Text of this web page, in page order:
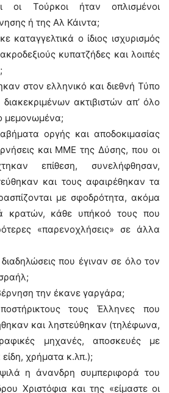
οι Τούρκοι ήταν οπλισμένοι
ή της Αλ Κάιντα;
καταγγελτικά ο ίδιος ισχυρισμός
κυπατζήδες και λοιπές
στον ελληνικό και διεθνή Τύπο
ακτιβιστών απ’ όλο
μεμονωμένα;
οργής και αποδοκιμασίας
και ΜΜΕ της Δύσης, που οι
επίθεση, συνελήφθησαν,
και τους αφαιρέθηκαν τα
με σφοδρότητα, ακόμα
κρατών, κάθε υπήκοό τους που
«παρενοχλήσεις» σε άλλα
διαδηλώσεις που έγιναν σε όλο τον
την έκανε γαργάρα;
τους Έλληνες που
και ληστεύθηκαν (τηλέφωνα,
μηχανές, αποσκευές με
χρήματα κ.λπ.);
η άνανδρη συμπεριφορά του
Χριστόφια και της «είμαστε οι